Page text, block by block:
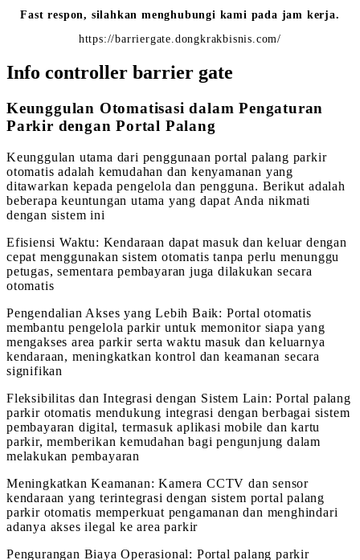
Fast respon, silahkan menghubungi kami pada jam kerja.
https://barriergate.dongkrakbisnis.com/
Info controller barrier gate
Keunggulan Otomatisasi dalam Pengaturan
Parkir dengan Portal Palang
Keunggulan utama dari penggunaan portal palang parkir
otomatis adalah kemudahan dan kenyamanan yang
ditawarkan kepada pengelola dan pengguna. Berikut adalah
beberapa keuntungan utama yang dapat Anda nikmati
dengan sistem ini
Efisiensi Waktu: Kendaraan dapat masuk dan keluar dengan
cepat menggunakan sistem otomatis tanpa perlu menunggu
petugas, sementara pembayaran juga dilakukan secara
otomatis
Pengendalian Akses yang Lebih Baik: Portal otomatis
membantu pengelola parkir untuk memonitor siapa yang
mengakses area parkir serta waktu masuk dan keluarnya
kendaraan, meningkatkan kontrol dan keamanan secara
signifikan
Fleksibilitas dan Integrasi dengan Sistem Lain: Portal palang
parkir otomatis mendukung integrasi dengan berbagai sistem
pembayaran digital, termasuk aplikasi mobile dan kartu
parkir, memberikan kemudahan bagi pengunjung dalam
melakukan pembayaran
Meningkatkan Keamanan: Kamera CCTV dan sensor
kendaraan yang terintegrasi dengan sistem portal palang
parkir otomatis memperkuat pengamanan dan menghindari
adanya akses ilegal ke area parkir
Pengurangan Biaya Operasional: Portal palang parkir